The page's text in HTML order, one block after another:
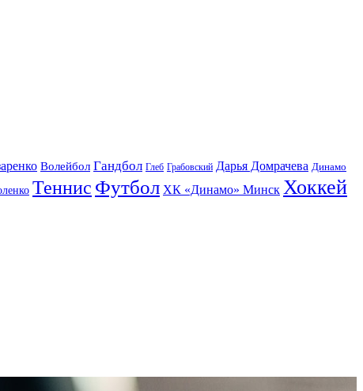
Волейбол Гандбол Глеб Грабовский Дарья Домрачева Динамо
Теннис Футбол ХК «Динамо» Минск Хоккей